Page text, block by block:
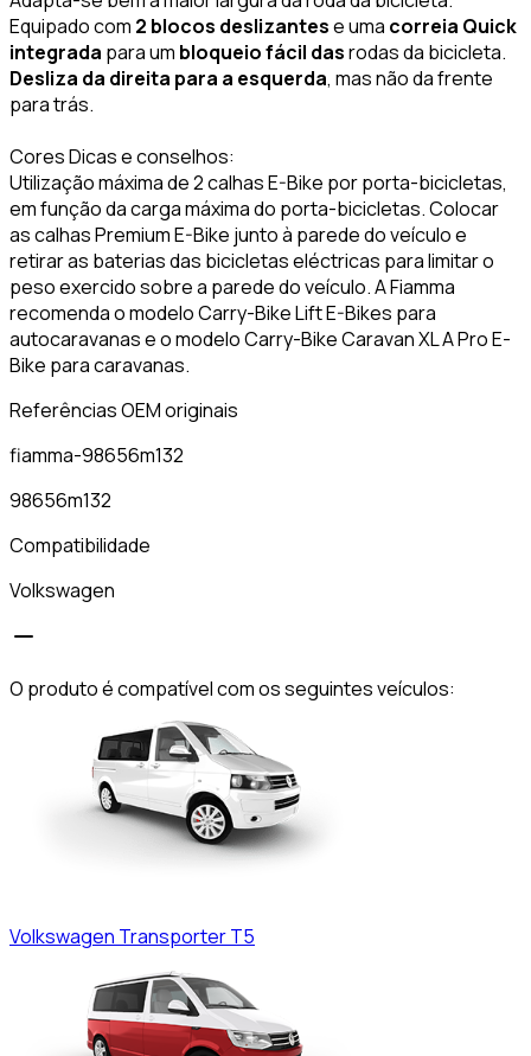
Equipado com 2 blocos deslizantese uma correia Quick
integrada para um bloqueio fácil dasrodas da bicicleta.
Desliza da direita para a esquerda, mas não da frente
para trás.
Cores Dicas e conselhos:
Utilização máxima de 2 calhas E-Bike por porta-bicicletas,
em função da carga máxima do porta-bicicletas. Colocar
as calhas Premium E-Bike junto à parede do veículo e
retirar as baterias das bicicletas eléctricas para limitar o
peso exercido sobre a parede do veículo. A Fiamma
recomenda o modelo Carry-Bike Lift E-Bikes para
autocaravanas e o modelo Carry-Bike Caravan XL A Pro E-
Bike para caravanas.
Referências OEM originais
fiamma-98656m132
98656m132
Compatibilidade
Volkswagen
O produto é compatível com os seguintes veículos:
Volkswagen Transporter T5